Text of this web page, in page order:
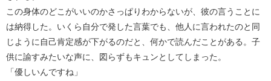
この身体のどこがいいのかさっぱりわからないが、彼の言うことに
は納得した。いくら自分で発した言葉でも、他人に言われたのと同
じように自己肯定感が下がるのだと、何かで読んだことがある。子
供に諭すみたいな声に、図らずもキュンとしてしまった。
「優しいんですね」